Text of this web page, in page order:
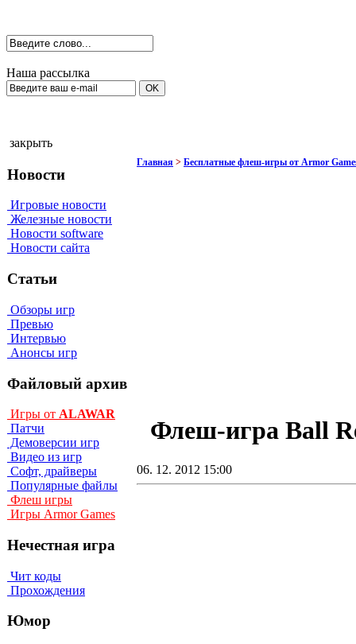
Наша рассылка
закрыть
Новости
Игровые новости
Железные новости
Новости software
Новости сайта
Статьи
Обзоры игр
Превью
Интервью
Анонсы игр
Файловый архив
Игры от ALAWAR
Патчи
Демоверсии игр
Видео из игр
Софт, драйверы
Популярные файлы
Флеш игры
Игры Armor Games
Нечестная игра
Чит коды
Прохождения
Юмор
Главная > Бесплатные флеш-игры от Armor
Флеш-игра Ball
06. 12. 2012 15:00